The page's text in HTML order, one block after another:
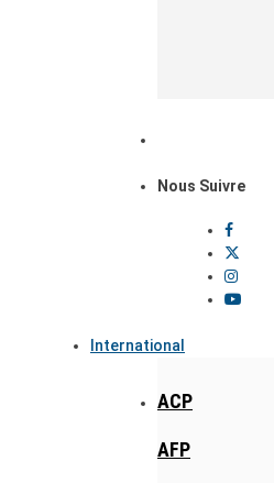
Nous Suivre
International
ACP
AFP